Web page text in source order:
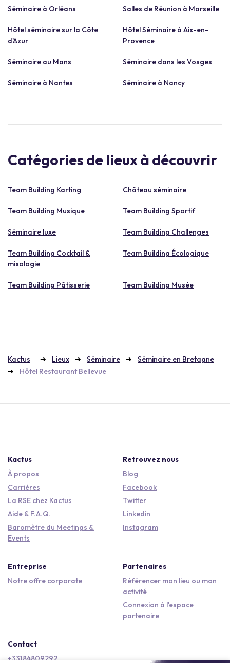
Séminaire à Orléans Salles de Réunion à Marseille
Hôtel séminaire sur la Côte
d'Azur
Hôtel Séminaire à Aix-en-
Provence
Séminaire au Mans Séminaire dans les Vosges
Séminaire à Nantes Séminaire à Nancy
Catégories de lieux à découvrir
Team Building Karting Château séminaire
Team Building Musique Team Building Sportif
Séminaire luxe Team Building Challenges
Team Building Cocktail &
mixologie
Team Building Écologique
Team Building Pâtisserie Team Building Musée
Kactus Lieux Séminaire
Séminaire en Bretagne
Hôtel Restaurant Bellevue
Kactus
À propos
Carrières
La RSE chez Kactus
Aide & F.A.Q.
Baromètre du Meetings &
Events
Retrouvez nous
Blog
Facebook
Twitter
Linkedin
Instagram
Entreprise
Notre offre corporate
Partenaires
Référencer mon lieu ou mon
activité
Connexion à l'espace
partenaire
Contact
+33184809292